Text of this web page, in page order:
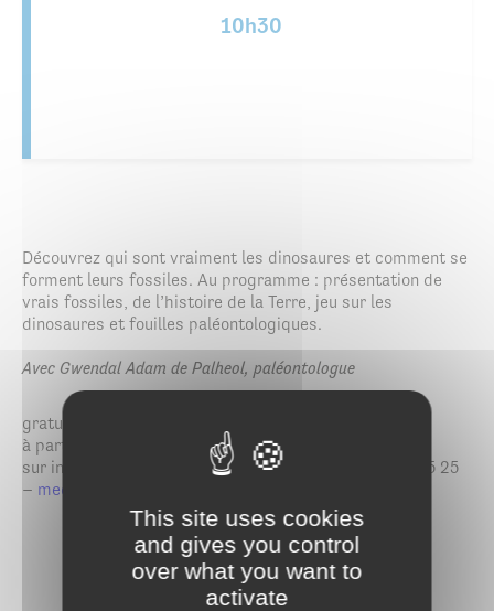
10h30
Découvrez qui sont vraiment les dinosaures et comment se
forment leurs fossiles. Au programme : présentation de
vrais fossiles, de l’histoire de la Terre, jeu sur les
dinosaures et fouilles paléontologiques.
Avec Gwendal Adam de Palheol, paléontologue
gratuit
à partir de 7 ans
sur inscription auprès de la médiathèque : 02 97 44 45 25
– mediatheque@saint-ave.fr
This site uses cookies
and gives you control
over what you want to
activate